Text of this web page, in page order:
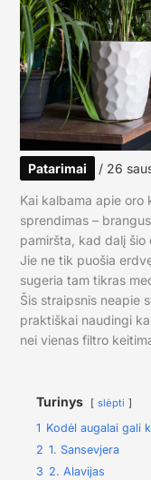
Patarimai / 26
Kai kalbama apie oro
sprendimas –
pamiršta, kad dalį
Jie ne tik puošia
sugeria tam tikras
Šis straipsnis neapie
praktiškai naudingi
nei vienas filtro
Turinys slėpti
1 Kodėl augalai gali
2 1. Sansevjera
3 2. Alavijas